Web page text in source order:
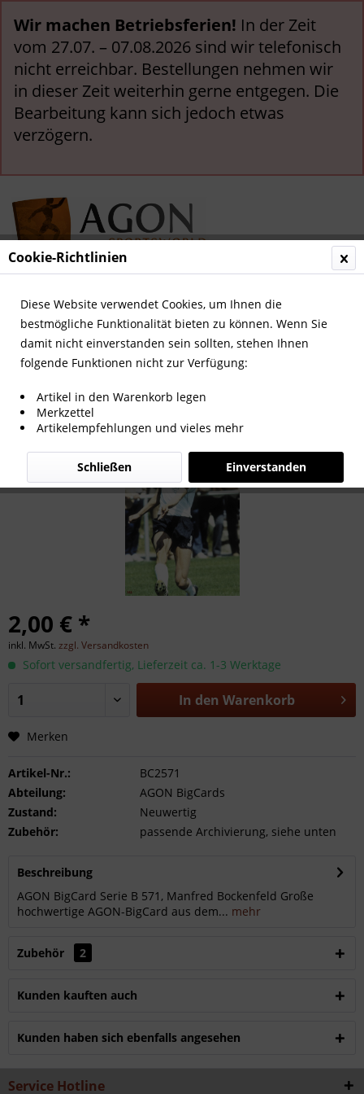
Wir machen Betriebsferien! In der Zeit
vom 27.07. – 07.08.2026 sind wir telefonisch
nicht erreichbar. Bestellungen nehmen wir
in dieser Zeit weiterhin gerne entgegen. Die
Bearbeitung kann sich jedoch etwas
verzögern.
Menü
Übersicht Deutsche Nationalspieler
2,00 € *
inkl. MwSt. zzgl. Versandkosten
Sofort versandfertig, Lieferzeit ca. 1-3 Werktage
In den Warenkorb
Merken
Artikel-Nr.:
BC2571
Abteilung:
AGON BigCards
Zustand:
Neuwertig
Zubehör:
passende Archivierung, siehe unten
Beschreibung
AGON BigCard Serie B 571, Manfred Bockenfeld Große
hochwertige AGON-BigCard aus dem... mehr
Zubehör 2
Kunden kauften auch
Kunden haben sich ebenfalls angesehen
Service Hotline
Cookie-Richtlinien
Diese Website verwendet Cookies, um Ihnen die
bestmögliche Funktionalität bieten zu können. Wenn Sie
damit nicht einverstanden sein sollten, stehen Ihnen
folgende Funktionen nicht zur Verfügung:
Artikel in den Warenkorb legen
Merkzettel
Artikelempfehlungen und vieles mehr
Einverstanden
Schließen